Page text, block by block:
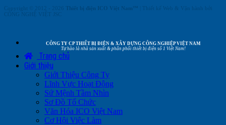
Copyright © 2012 - 2026 Thiết bị điện ICO Việt Nam™ | Thiết kế Web & Vận hành bởi
CÔNG NGHỆ VIỆT JSC
CÔNG TY CP THIẾT BỊ ĐIỆN & XÂY DỰNG CÔNG NGHIỆP VIỆT NAM
Tự hào là nhà sản xuất & phân phối thiết bị điện số 1 Việt Nam!
Trang chủ
Giới thiệu
Giới Thiệu Công Ty
Lĩnh Vực Hoạt Động
Sứ Mệnh Tầm Nhìn
Sơ Đồ Tổ Chức
Văn Hóa ICO Việt Nam
Cơ Hội Việc Làm